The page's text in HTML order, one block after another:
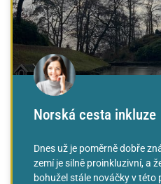
Norská cesta inkluze
Dnes už je poměrně dobře
zemí je silně proinkluzivní, a
bohužel stále nováčky v této